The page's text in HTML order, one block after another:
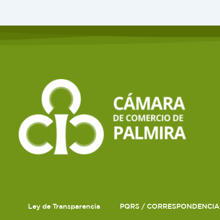
Ley de Transparencia PQRS / CORRESPONDENCIA